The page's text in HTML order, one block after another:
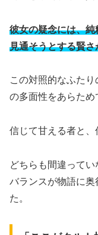
彼女の疑念には、
見通そうとする賢さ
この対照的なふた
の多面性をあらため
信じて甘える者と、
どちらも間違って
バランスが物語に
た。